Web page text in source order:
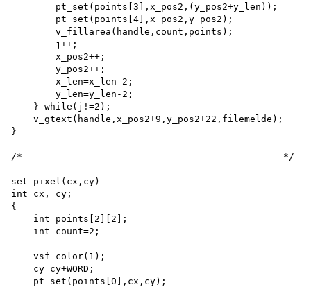
        pt_set(points[3],x_pos2,(y_pos2+y_len));
        pt_set(points[4],x_pos2,y_pos2);
        v_fillarea(handle,count,points);
        j++;
        x_pos2++;
        y_pos2++;
        x_len=x_len-2;
        y_len=y_len-2;
    } while(j!=2);
    v_gtext(handle,x_pos2+9,y_pos2+22,filemelde);
}
/* --------------------------------------------- */
set_pixel(cx,cy)
int cx, cy;
{
    int points[2][2];
    int count=2;
    vsf_color(1);
    cy=cy+WORD;
    pt_set(points[0],cx,cy);